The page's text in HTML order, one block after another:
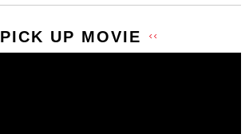
PICK UP MOVIE